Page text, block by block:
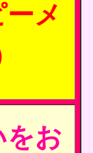
メ
をお